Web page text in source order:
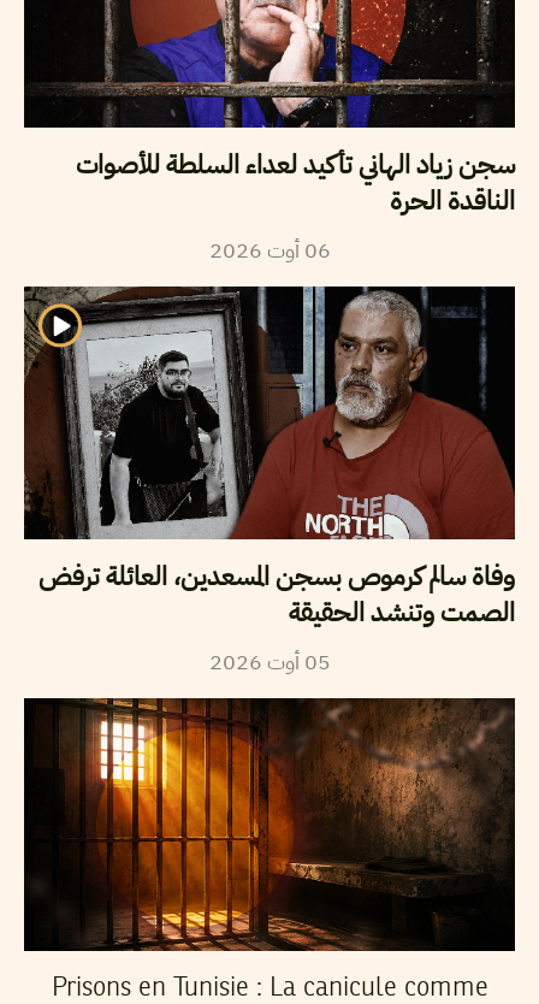
سجن زياد الهاني تأكيد لعداء السلطة للأصوات
الناقدة الحرة
06 أوت2026
وفاة سالم كرموص بسجن المسعدين، العائلة ترفض
الصمت وتنشد الحقيقة
05 أوت2026
Prisons en Tunisie : La canicule comme